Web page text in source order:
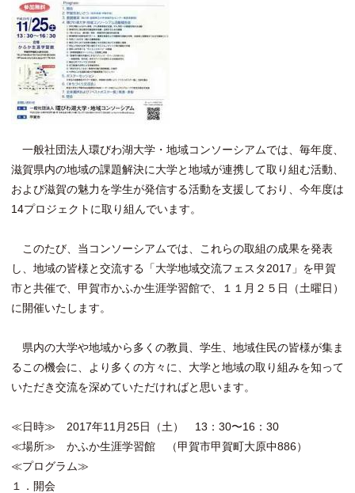
一般社団法人環びわ湖大学・地域コンソーシアムでは、毎年度、
滋賀県内の地域の課題解決に大学と地域が連携して取り組む活動、
および滋賀の魅力を学生が発信する活動を支援しており、今年度は
14プロジェクトに取り組んでいます。
このたび、当コンソーシアムでは、これらの取組の成果を発表
し、地域の皆様と交流する「大学地域交流フェスタ2017」を甲賀
市と共催で、甲賀市かふか生涯学習館で、１１月２５日（土曜日）
に開催いたします。
県内の大学や地域から多くの教員、学生、地域住民の皆様が集ま
るこの機会に、より多くの方々に、大学と地域の取り組みを知って
いただき交流を深めていただければと思います。
≪日時≫ 2017年11月25日（土） 13：30〜16：30
≪場所≫ かふか生涯学習館 （甲賀市甲賀町大原中886）
≪プログラム≫
１．開会